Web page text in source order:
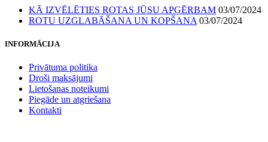
KĀ IZVĒLĒTIES ROTAS JŪSU APĢĒRBAM 03/07/2024
ROTU UZGLABĀŠANA UN KOPŠANA 03/07/2024
INFORMĀCIJA
Privātuma politika
Droši maksājumi
Lietošanas noteikumi
Piegāde un atgriešana
Kontakti